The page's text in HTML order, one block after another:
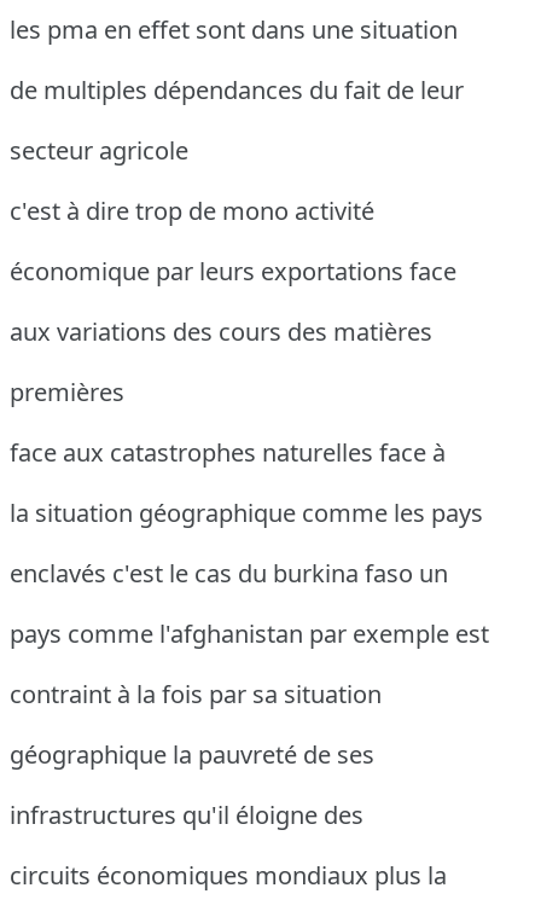
les pma en effet sont dans une situation
de multiples dépendances du fait de leur
secteur agricole
c'est à dire trop de mono activité
économique par leurs exportations face
aux variations des cours des matières
premières
face aux catastrophes naturelles face à
la situation géographique comme les pays
enclavés c'est le cas du burkina faso un
pays comme l'afghanistan par exemple est
contraint à la fois par sa situation
géographique la pauvreté de ses
infrastructures qu'il éloigne des
circuits économiques mondiaux plus la